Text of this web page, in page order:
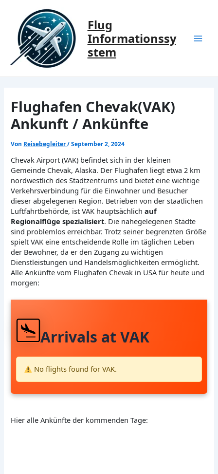
springen
Flug
Informationssy
stem
Flughafen Chevak(VAK)
Ankunft / Ankünfte
Von Reisebegleiter/September 2, 2024
Chevak Airport (VAK) befindet sich in der kleinen
Gemeinde Chevak, Alaska. Der Flughafen liegt etwa 2 km
nordwestlich des Stadtzentrums und bietet eine wichtige
Verkehrsverbindung für die Einwohner und Besucher
dieser abgelegenen Region. Betrieben von der staatlichen
Luftfahrtbehörde, ist VAK hauptsächlichauf
Regionalflüge spezialisiert. Die nahegelegenen Städte
sind problemlos erreichbar. Trotz seiner begrenzten Größe
spielt VAK eine entscheidende Rolle im täglichen Leben
der Bewohner, da er den Zugang zu wichtigen
Dienstleistungen und Handelsmöglichkeiten ermöglicht.
Alle Ankünfte vom Flughafen Chevak in USA für heute und
morgen:
Arrivals at VAK
No flights found for VAK.
Hier alle Ankünfte der kommenden Tage: